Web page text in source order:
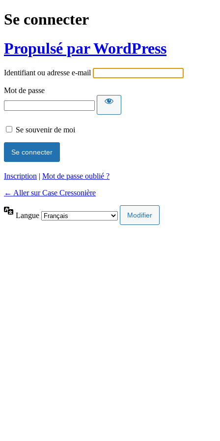
Se connecter
Propulsé par WordPress
Identifiant ou adresse e-mail
Mot de passe
Se souvenir de moi
Inscription | Mot de passe oublié ?
← Aller sur Case Cressonière
Langue